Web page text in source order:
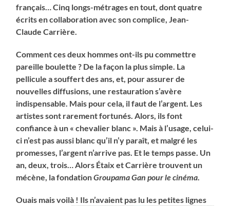
français… Cinq longs-métrages en tout, dont quatre
écrits en collaboration avec son complice, Jean-
Claude Carrière.
Comment ces deux hommes ont-ils pu commettre
pareille boulette ? De la façon la plus simple. La
pellicule a souffert des ans, et, pour assurer de
nouvelles diffusions, une restauration s’avère
indispensable. Mais pour cela, il faut de l’argent. Les
artistes sont rarement fortunés. Alors, ils font
confiance à un « chevalier blanc ». Mais à l’usage, celui-
ci n’est pas aussi blanc qu’il n’y paraît, et malgré les
promesses, l’argent n’arrive pas. Et le temps passe. Un
an, deux, trois… Alors Étaix et Carrière trouvent un
mécène, la fondationGroupama Gan pour le cinéma
Ouais mais voilà ! Ils n’avaient pas lu les petites lignes